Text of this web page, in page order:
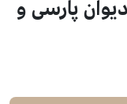
پارسی و